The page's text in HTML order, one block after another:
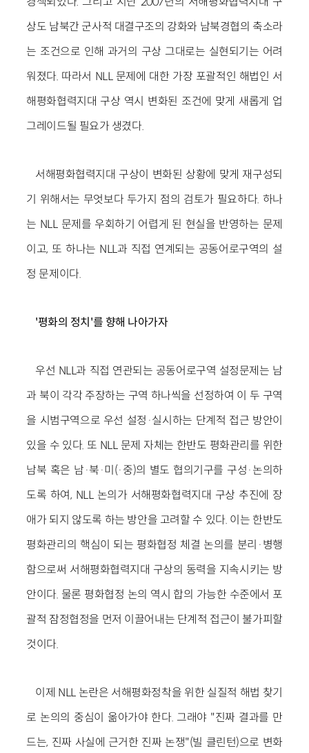
상도 남북간 군사적 대결구조의 강화와 남북경협의 축소라
는 조건으로 인해 과거의 구상 그대로는 실현되기는 어려
워졌다. 따라서 NLL 문제에 대한 가장 포괄적인 해법인 서
해평화협력지대 구상 역시 변화된 조건에 맞게 새롭게 업
그레이드될 필요가 생겼다.
서해평화협력지대 구상이 변화된 상황에 맞게 재구성되
기 위해서는 무엇보다 두가지 점의 검토가 필요하다. 하나
는 NLL 문제를 우회하기 어렵게 된 현실을 반영하는 문제
이고, 또 하나는 NLL과 직접 연계되는 공동어로구역의 설
정 문제이다.
'평화의 정치'를 향해 나아가자
우선 NLL과 직접 연관되는 공동어로구역 설정문제는 남
과 북이 각각 주장하는 구역 하나씩을 선정하여 이 두 구역
을 시범구역으로 우선 설정·실시하는 단계적 접근 방안이
있을 수 있다. 또 NLL 문제 자체는 한반도 평화관리를 위한
남북 혹은 남·북·미(·중)의 별도 협의기구를 구성·논의하
도록 하여, NLL 논의가 서해평화협력지대 구상 추진에 장
애가 되지 않도록 하는 방안을 고려할 수 있다. 이는 한반도
평화관리의 핵심이 되는 평화협정 체결 논의를 분리·병행
함으로써 서해평화협력지대 구상의 동력을 지속시키는 방
안이다. 물론 평화협정 논의 역시 합의 가능한 수준에서 포
괄적 잠정협정을 먼저 이끌어내는 단계적 접근이 불가피할
것이다.
이제 NLL 논란은 서해평화정착을 위한 실질적 해법 찾기
로 논의의 중심이 옮아가야 한다. 그래야 "진짜 결과를 만
드는, 진짜 사실에 근거한 진짜 논쟁"(빌 클린턴)으로 변화